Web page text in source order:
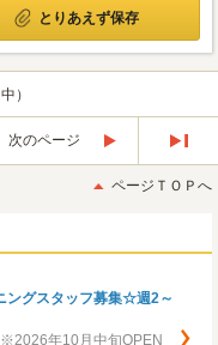
とりあえず保存
）
次のページ
後
ページＴＯＰへ
ングスタッフ募集☆週2～
年10月中旬OPEN